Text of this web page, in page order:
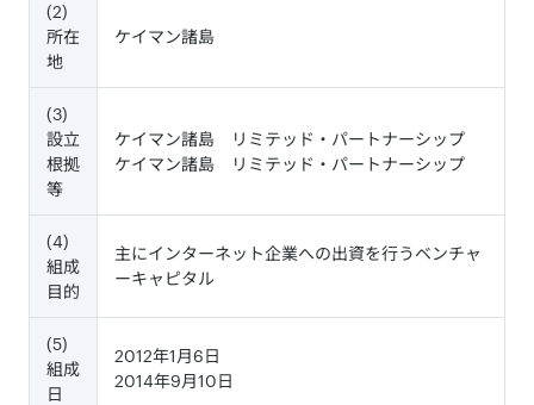
(2)
所在
地
ケイマン諸島
(3)
設立
根拠
等
ケイマン諸島 リミテッド・パートナーシップ
ケイマン諸島 リミテッド・パートナーシップ
(4)
組成
目的
主にインターネット企業への出資を行うベンチャ
ーキャピタル
(5)
組成
日
2012年1月6日
2014年9月10日